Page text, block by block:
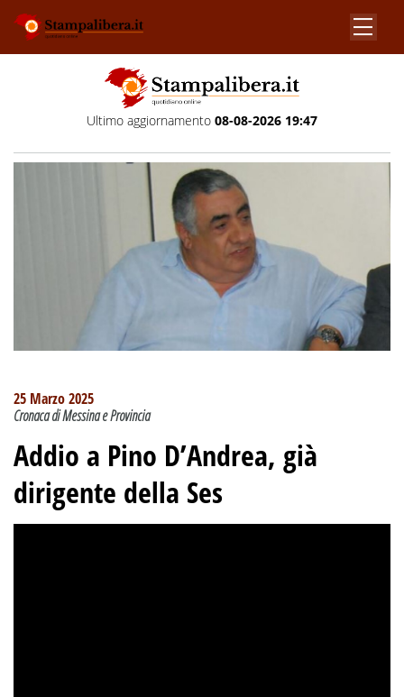
Ultimo aggiornamento 08-08-2026 19:47
25 Marzo 2025
Cronaca di Messina e Provincia
Addio a Pino D’Andrea, già
dirigente della Ses